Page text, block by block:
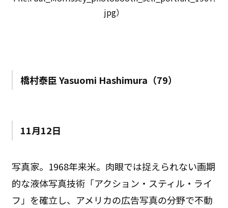
jpg）
橋村泰臣 Yasuomi Hashimura（79）
11月12日
写真家。1968年来米。肉眼では捉えられない画期
的な液体写真技術「アクション・スティル・ライ
フ」を確立し、アメリカの広告写真の分野で不動